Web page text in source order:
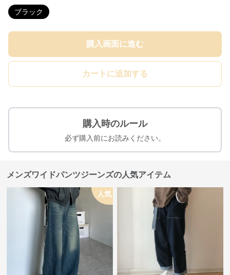
ブラック
購入画面に進む
カートに追加する
購入時のルール
必ず購入前にお読みください。
メンズワイドパンツジーンズの人気アイテム
人気